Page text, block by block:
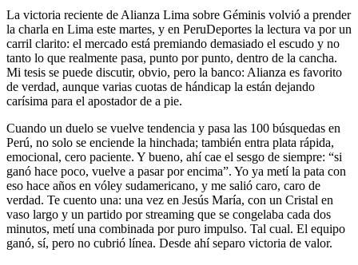
La victoria reciente de Alianza Lima sobre Géminis volvió a prender
la charla en Lima este martes, y en PeruDeportes la lectura va por un
carril clarito: el mercado está premiando demasiado el escudo y no
tanto lo que realmente pasa, punto por punto, dentro de la cancha.
Mi tesis se puede discutir, obvio, pero la banco: Alianza es favorito
de verdad, aunque varias cuotas de hándicap la están dejando
carísima para el apostador de a pie.
Cuando un duelo se vuelve tendencia y pasa las 100 búsquedas en
Perú, no solo se enciende la hinchada; también entra plata rápida,
emocional, cero paciente. Y bueno, ahí cae el sesgo de siempre: “si
ganó hace poco, vuelve a pasar por encima”. Yo ya metí la pata con
eso hace años en vóley sudamericano, y me salió caro, caro de
verdad. Te cuento una: una vez en Jesús María, con un Cristal en
vaso largo y un partido por streaming que se congelaba cada dos
minutos, metí una combinada por puro impulso. Tal cual. El equipo
ganó, sí, pero no cubrió línea. Desde ahí separo victoria de valor.